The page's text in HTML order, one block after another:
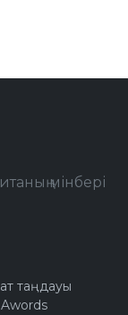
мінбері
таңдауы